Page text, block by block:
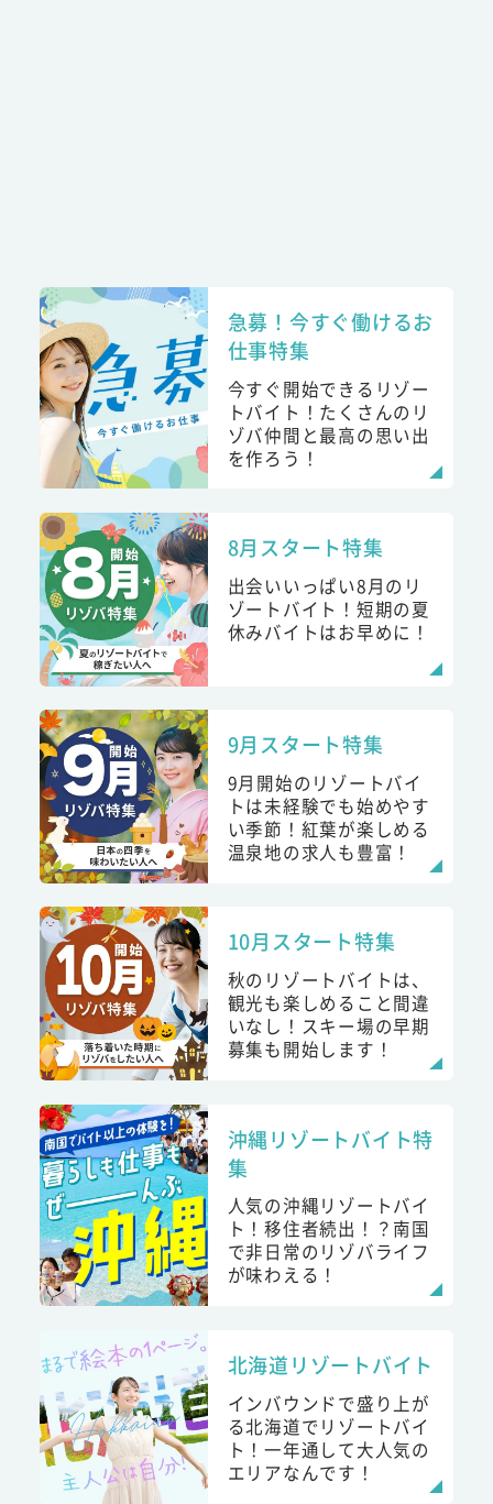
急募！今すぐ働けるお
仕事特集
今すぐ開始できるリゾー
トバイト！たくさんのリ
ゾバ仲間と最高の思い出
を作ろう！
8月スタート特集
出会いいっぱい8月のリ
ゾートバイト！短期の夏
休みバイトはお早めに！
9月スタート特集
9月開始のリゾートバイ
トは未経験でも始めやす
い季節！紅葉が楽しめる
温泉地の求人も豊富！
10月スタート特集
秋のリゾートバイトは、
観光も楽しめること間違
いなし！スキー場の早期
募集も開始します！
沖縄リゾートバイト特
集
人気の沖縄リゾートバイ
ト！移住者続出！？南国
で非日常のリゾバライフ
が味わえる！
北海道リゾートバイト
インバウンドで盛り上が
る北海道でリゾートバイ
ト！一年通して大人気の
エリアなんです！